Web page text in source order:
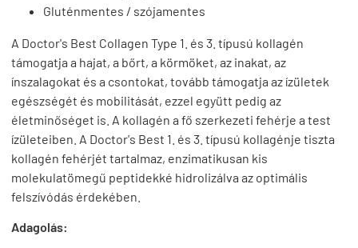
Gluténmentes / szójamentes
A Doctor's Best Collagen Type 1. és 3. típusú kollagén
támogatja a hajat, a bőrt, a körmöket, az inakat, az
ínszalagokat és a csontokat, tovább támogatja az ízületek
egészségét és mobilitását, ezzel együtt pedig az
életminőséget is. A kollagén a fő szerkezeti fehérje a test
ízületeiben. A Doctor's Best 1. és 3. típusú kollagénje tiszta
kollagén fehérjét tartalmaz, enzimatikusan kis
molekulatömegű peptidekké hidrolizálva az optimális
felszívódás érdekében.
Adagolás: